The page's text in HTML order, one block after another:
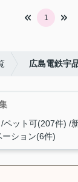
1
広島電鉄宇
ペット可(207件)
ーション(6件)